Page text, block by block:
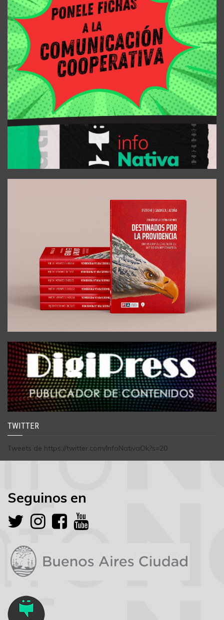
TWITTER
Tweets de https://twitter.com/InfoNativaOk?s=20
Seguinos en